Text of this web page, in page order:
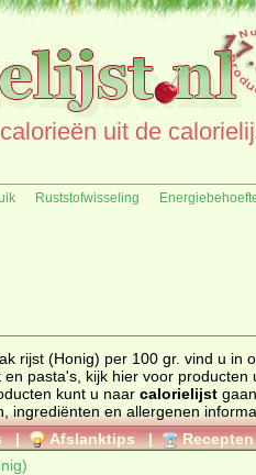
uit de
Ruststofwisseling
rijst (Honig) per 100 gr. vind u in
pasta's, kijk hier voor producten
kunt u naar calorielijst gaan voor een
overzichtelijk de caloriewaarden, ingrediënten en
| Afslanktips | Recepten